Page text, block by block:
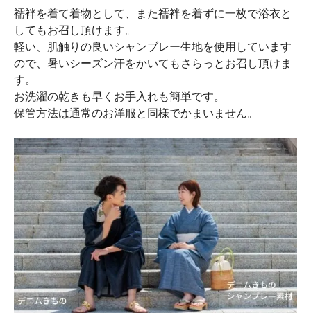
襦袢を着て着物として、また襦袢を着ずに一枚で浴衣と
してもお召し頂けます。
軽い、肌触りの良いシャンブレー生地を使用しています
ので、暑いシーズン汗をかいてもさらっとお召し頂けま
す。
お洗濯の乾きも早くお手入れも簡単です。
保管方法は通常のお洋服と同様でかまいません。